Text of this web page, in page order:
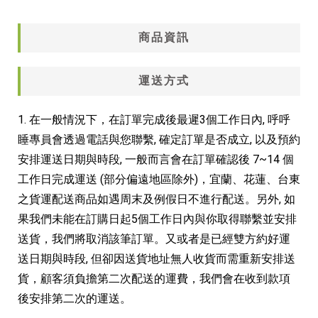
分享到
商品資訊
運送方式
1. 在一般情況下，在訂單完成後最遲3個工作日內, 呼呼
睡專員會透過電話與您聯繫, 確定訂單是否成立, 以及預約
安排運送日期與時段, 一般而言會在訂單確認後 7~14 個
工作日完成運送 (部分偏遠地區除外)，宜蘭、花蓮、台東
之貨運配送商品如遇周末及例假日不進行配送。另外, 如
果我們未能在訂購日起5個工作日內與你取得聯繫並安排
送貨，我們將取消該筆訂單。又或者是已經雙方約好運
送日期與時段, 但卻因送貨地址無人收貨而需重新安排送
貨，顧客須負擔第二次配送的運費，我們會在收到款項
後安排第二次的運送。